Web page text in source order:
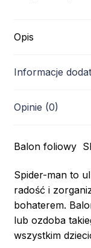
Opis
Informacje
Opinie (0)
Balon foliowy
Spider-man to
radość i
bohaterem.
lub ozdoba
wszystkim